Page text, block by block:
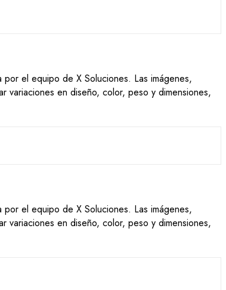
el equipo de X Soluciones. Las imágenes,
variaciones en diseño, color, peso y dimensiones,
el equipo de X Soluciones. Las imágenes,
variaciones en diseño, color, peso y dimensiones,